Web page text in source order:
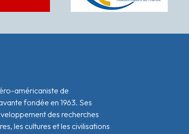
américaniste de
fondée en 1963. Ses
des recherches
les cultures et les civilisations